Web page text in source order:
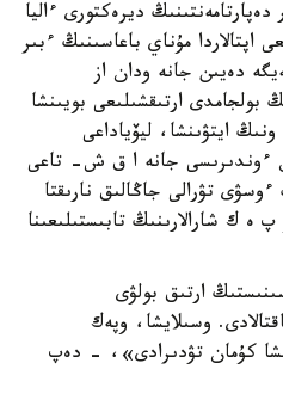
دەپارتامەنتىنىڭ ديرەكتورى ءاليا
اپتالاردا مۇناي باعاسىنىڭ ءبىر
دەڭگەيگە دەيىن جانە ودان از
بولجامدى ارتىقشىلىعى بويىنشا
ونىڭ ايتۋىنشا، ليۆياداعى
ءوندىرىسى جانە ا ق ش- تاعى
تۋرالى جاڭالىق نارىقتا
ە ك شارالارىنىڭ تابىستىلىعىنا
ارتىق بولۋى
وسىلايشا، وپەك
كۇمان تۋدىرادى»، - دەپ